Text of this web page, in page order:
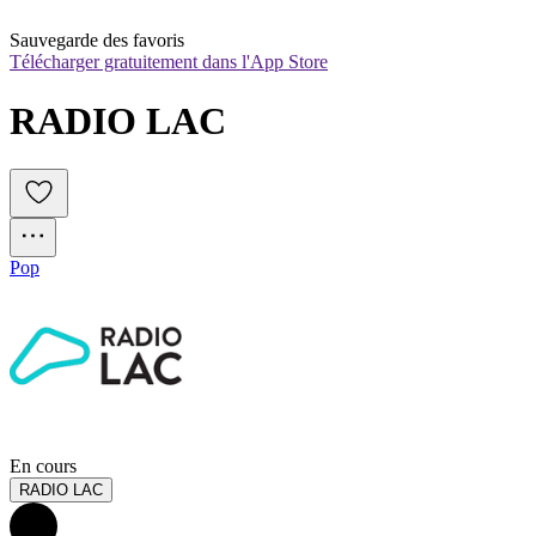
Sauvegarde des favoris
Télécharger gratuitement dans l'App Store
RADIO LAC
Pop
En cours
RADIO LAC